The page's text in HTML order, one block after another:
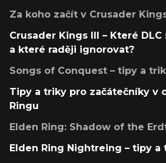
Za koho začít v Crusader
Crusader Kings III – Které
a které raději ignorovat?
Songs of Conquest – tipy a
Tipy a triky pro začátečníky v
Ringu
Elden Ring: Shadow of the
Elden Ring Nightreing – tipy a